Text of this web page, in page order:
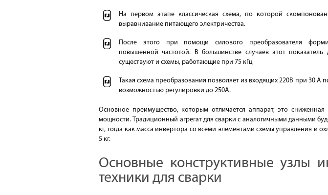
На первом этапе классическая схема, по которой
выравнивание питающего электричества.
После этого при помощи силового преобразователя
повышенной частотой. В большинстве случаев этот показатель
существуют и схемы, работающие при 75 кГц
Такая схема преобразования позволяет из входящих 220В при 30 А
возможностью регулировки до 250А.
Основное преимущество, которым отличается аппарат, это сниженная
мощности. Традиционный агрегат для сварки с аналогичными данными
кг, тогда как масса инвертора со всеми элементами схемы управления и
5 кг.
Основные конструктивные узлы
техники для сварки